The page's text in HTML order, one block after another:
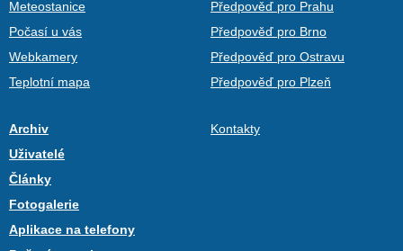
Meteostanice
Počasí u vás
Webkamery
Teplotní mapa
Předpověď pro Prahu
Předpověď pro Brno
Předpověď pro Ostravu
Předpověď pro Plzeň
Archiv
Uživatelé
Články
Fotogalerie
Aplikace na telefony
Kontakty